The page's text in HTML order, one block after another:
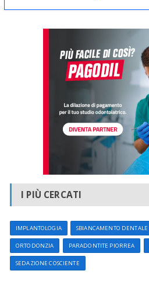
I PIÙ CERCATI
IMPLANTOLOGIA SBIANCAMENTO DENTALE
ORTODONZIA PARADONTITE PIORREA
SEDAZIONE COSCIENTE